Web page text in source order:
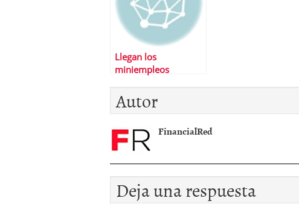
Llegan los
miniempleos
Autor
FinancialRed
Deja una respuesta